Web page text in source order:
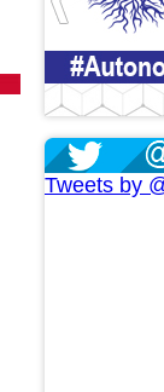
Tweets by